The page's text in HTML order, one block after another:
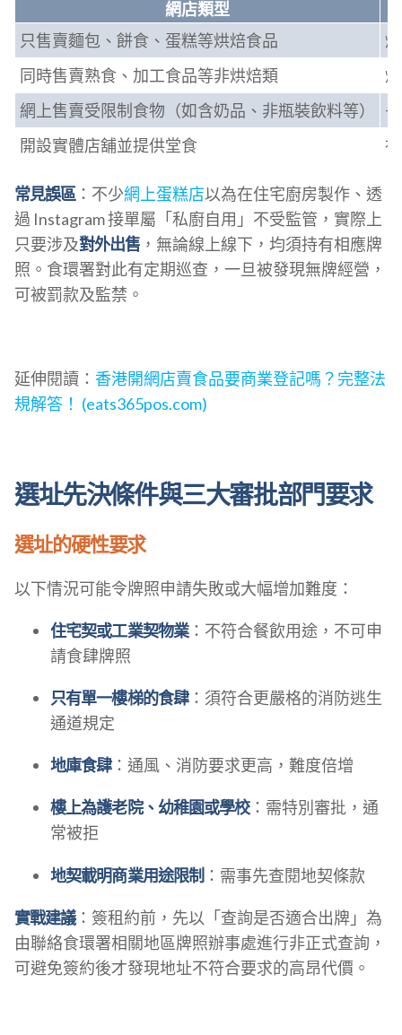
網店類型
只售賣麵包、餅食、蛋糕等烘焙食品
同時售賣熟食、加工食品等非烘焙類
網上售賣受限制食物（如含奶品、非瓶裝飲料等）
+
開設實體店舖並提供堂食
常見誤區：不少網上蛋糕店以為在住宅廚房製作、透
過 Instagram 接單屬「私廚自用」不受監管，實際上
只要涉及對外出售 ，無論線上線下，均須持有相應牌
照。食環署對此有定期巡查，一旦被發現無牌經營，
可被罰款及監禁。
延伸閱讀： 香港開網店賣食品要商業登記嗎？完整法
規解答！ (eats365pos.com)
選址先決條件與三大審批部門要求
選址的硬性要求
以下情況可能令牌照申請失敗或大幅增加難度：
住宅契或工業契物業：不符合餐飲用途，不可申
請食肆牌照
只有單一樓梯的食肆：須符合更嚴格的消防逃生
通道規定
地庫食肆：通風、消防要求更高，難度倍增
樓上為護老院、幼稚園或學校：需特別審批，通
常被拒
地契載明商業用途限制 ：需事先查閱地契條款
實戰建議：簽租約前，先以「查詢是否適合出牌」為
由聯絡食環署相關地區牌照辦事處進行非正式查詢，
可避免簽約後才發現地址不符合要求的高昂代價。